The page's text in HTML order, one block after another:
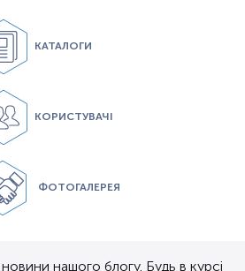
КАТАЛОГИ
КОРИСТУВАЧІ
ФОТОГАЛЕРЕЯ
нашого блогу. Будь в курсі